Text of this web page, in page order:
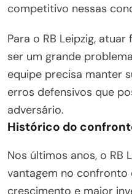
competitivo nessas
Para o RB Leipzig,
ser um grande
equipe precisa manter
erros defensivos que
adversário.
Histórico do
Nos últimos anos, o RB
vantagem no confronto
crescimento e maior